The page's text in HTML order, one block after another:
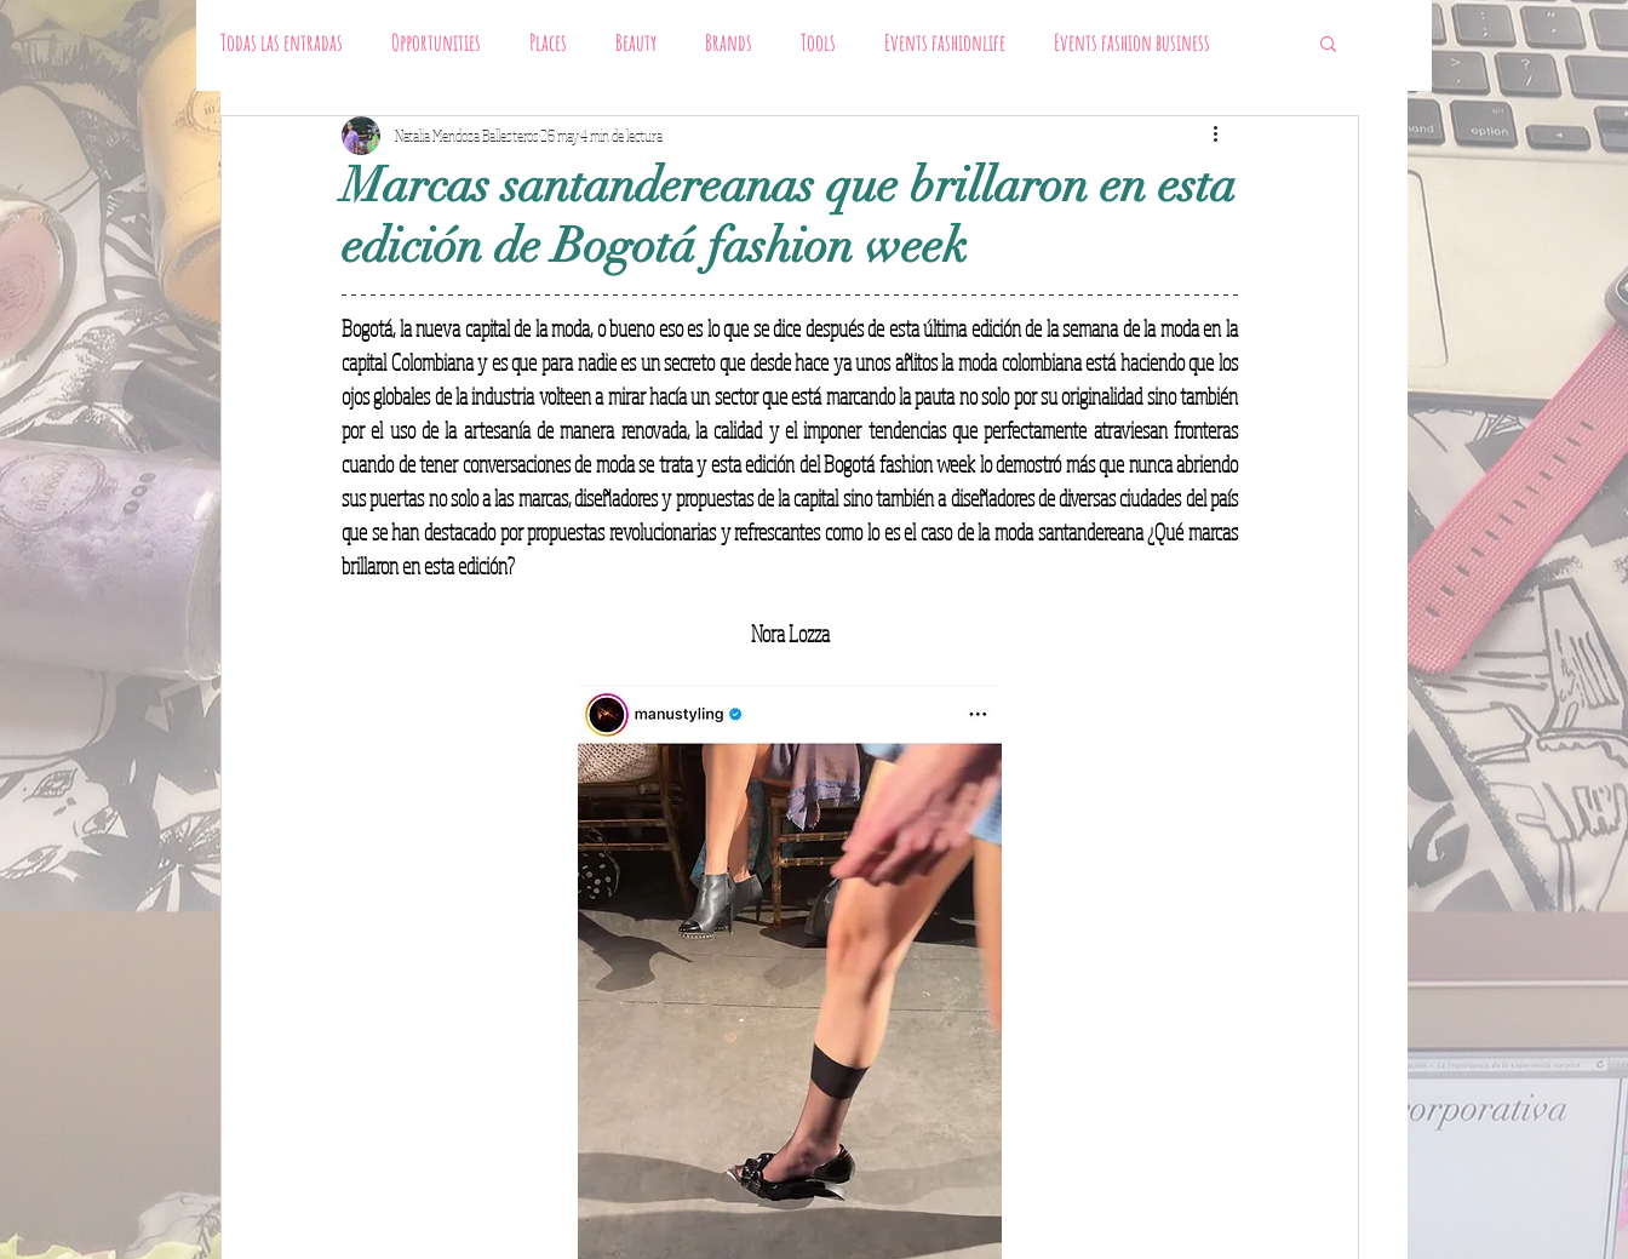
Todas las entradas Opportunities Places Beauty Brands Tools Events fashionlife Events fashion business
fashion business Designers Trends fashionlife
Marcas santandereanas que brillaron en esta
edición de Bogotá fashion week
Natalia Mendoza Ballesteros26 may4 min de lectura
Bogotá, la nueva capital de la moda, o bueno eso es lo que se dice después de esta última edición de la semana de la moda en la
capital Colombiana y es que para nadie es un secreto que desde hace ya unos añitos la moda colombiana está haciendo que los
ojos globales de la industria volteen a mirar hacía un sector que está marcando la pauta no solo por su originalidad sino también
por el uso de la artesanía de manera renovada, la calidad y el imponer tendencias que perfectamente atraviesan fronteras
cuando de tener conversaciones de moda se trata y esta edición del Bogotá fashion week lo demostró más que nunca abriendo
sus puertas no solo a las marcas, diseñadores y propuestas de la capital sino también a diseñadores de diversas ciudades del país
que se han destacado por propuestas revolucionarias y refrescantes como lo es el caso de la moda santandereana ¿Qué marcas
brillaron en esta edición?
Nora Lozza